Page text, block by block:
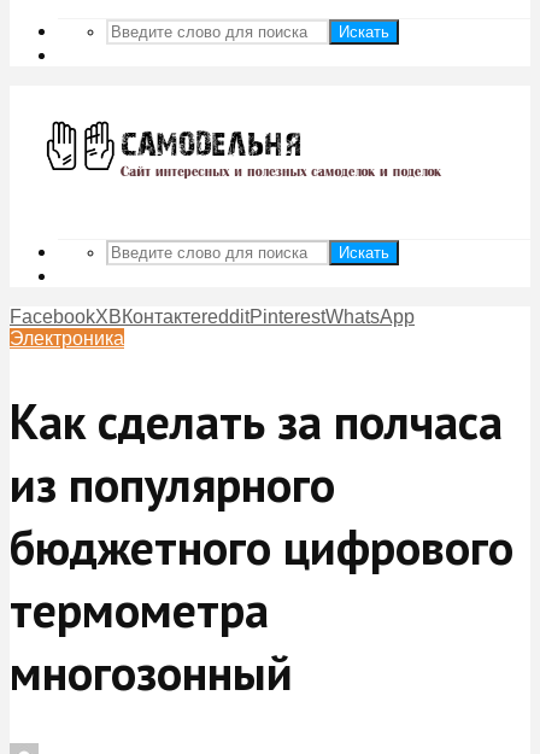
Искать
Искать
FacebookXВКонтактеredditPinterestWhatsApp
Электроника
Как сделать за полчаса
из популярного
бюджетного цифрового
термометра
многозонный